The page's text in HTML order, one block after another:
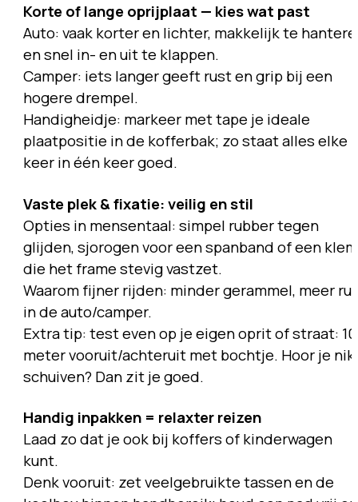
Korte of lange oprijplaat — kies wat past
Auto: vaak korter en lichter, makkelijk te
en snel in- en uit te klappen.
Camper: iets langer geeft rust en grip bij een
hogere drempel.
Handigheidje: markeer met tape je ideale
plaatpositie in de kofferbak; zo staat alles elke
keer in één keer goed.
Vaste plek & fixatie: veilig en stil
Opties in mensentaal: simpel rubber tegen
glijden, sjorogen voor een spanband of een klem
die het frame stevig vastzet.
Waarom fijner rijden: minder gerammel, meer
in de auto/camper.
Extra tip: test even op je eigen oprit of straat: 10
meter vooruit/achteruit met bochtje. Hoor je
schuiven? Dan zit je goed.
Handig inpakken = relaxter reizen
Laad zo dat je ook bij koffers of kinderwagen
kunt.
Denk vooruit: zet veelgebruikte tassen en de